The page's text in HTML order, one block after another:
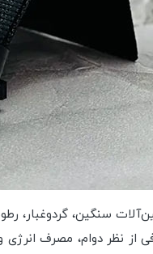
سنگین، گردوغبار،